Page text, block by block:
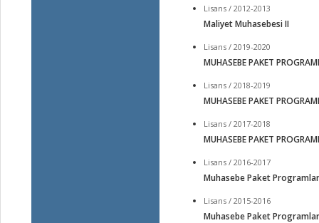
Lisans / 2012-2013
Maliyet Muhasebesi II
Lisans / 2019-2020
MUHASEBE PAKET
Lisans / 2018-2019
MUHASEBE PAKET
Lisans / 2017-2018
MUHASEBE PAKET
Lisans / 2016-2017
Muhasebe Paket
Lisans / 2015-2016
Muhasebe Paket